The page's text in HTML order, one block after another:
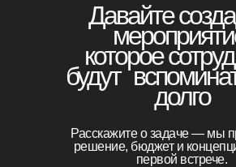
Расскажите о задаче — мы
решение, бюджет и
первой встрече.
Давайте
которое
будут
долго